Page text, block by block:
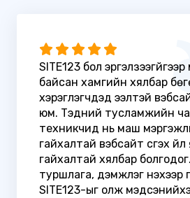
SITE123 бол
байсан хамгийн хялбар
хэрэглэгчдэд ээлтэй
юм. Тэдний тусламжийн
техникчид нь маш
гайхалтай вэбсайт үүсгэх
гайхалтай хялбар
туршлага, дэмжлэг үнэхээр
SITE123-ыг олж